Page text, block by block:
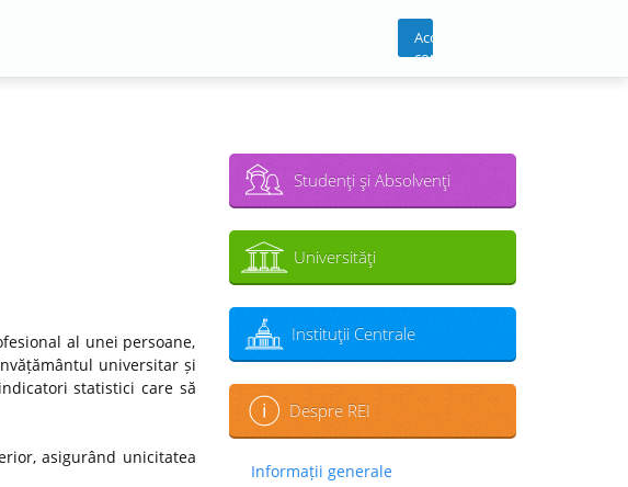
Acces
cont
al unei persoane,
universitar și
statistici care să
asigurând unicitatea
Studenţi şi Absolvenţi
Universităţi
Instituţii Centrale
Despre REI
Informații generale